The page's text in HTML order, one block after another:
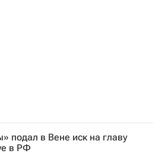
подал в Вене иск на главу
в РФ